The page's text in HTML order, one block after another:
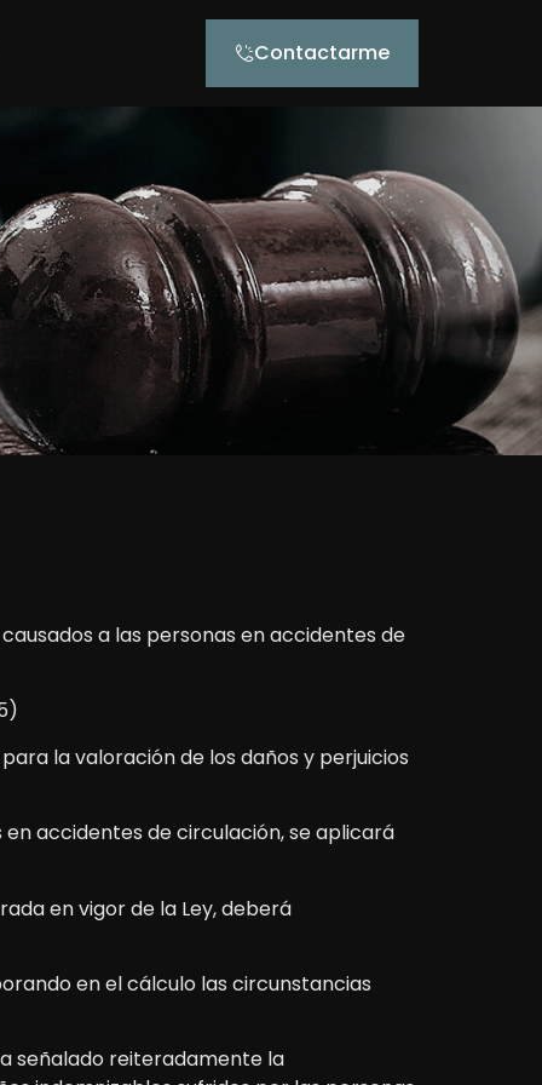
Contactarme
a las personas en accidentes de
la valoración de los daños y perjuicios
accidentes de circulación, se aplicará
en vigor de la Ley, deberá
en el cálculo las circunstancias
señalado reiteradamente la